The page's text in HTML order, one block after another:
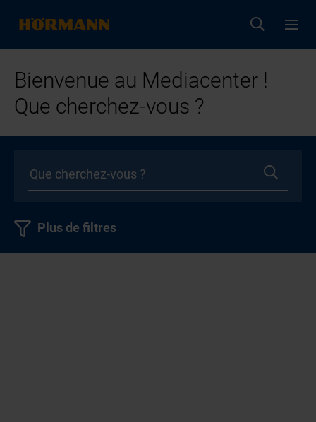
Bienvenue au Mediacenter !
Que cherchez-vous ?
Plus de filtres